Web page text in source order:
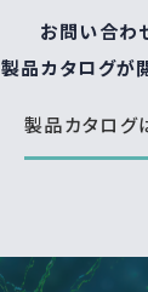
お問い合わ
製品カタログが
製品カタログ